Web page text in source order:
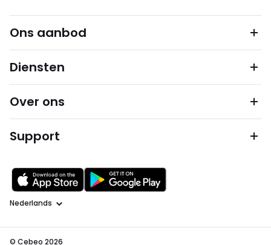
Ons aanbod
Diensten
Over ons
Support
Taal
© Cebeo 2026